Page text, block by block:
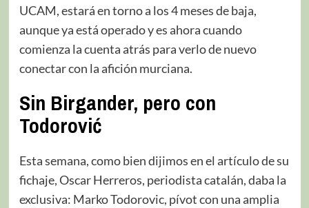
UCAM, estará en torno a los 4 meses de baja,
aunque ya está operado y es ahora cuando
comienza la cuenta atrás para verlo de nuevo
conectar con la afición murciana.
Sin Birgander, pero con
Todorović
Esta semana, como bien dijimos en el artículo de su
fichaje, Oscar Herreros, periodista catalán, daba la
exclusiva: Marko Todorovic, pívot con una amplia